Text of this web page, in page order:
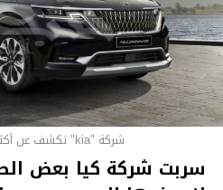
شركة "kia" تكشف عن أكثر سياراتها العائلية فخامة! (فيديو)
سربت شركة كيا بعض